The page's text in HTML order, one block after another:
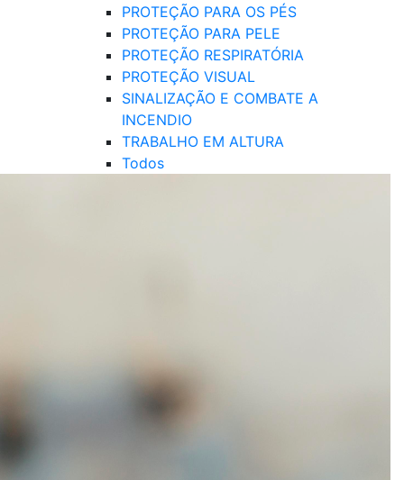
PROTEÇÃO PARA OS PÉS
PROTEÇÃO PARA PELE
PROTEÇÃO RESPIRATÓRIA
PROTEÇÃO VISUAL
SINALIZAÇÃO E COMBATE A
INCENDIO
TRABALHO EM ALTURA
Todos